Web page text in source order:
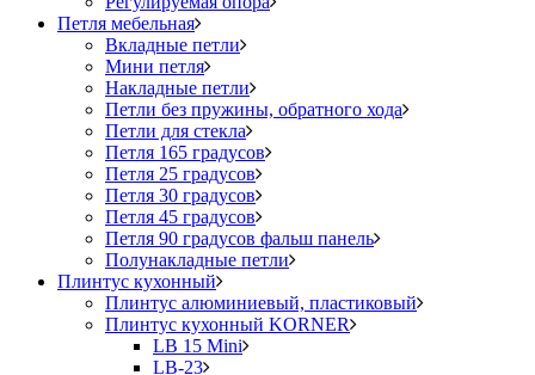
Петля мебельная
Вкладные петли
Мини петля
Накладные петли
Петли без пружины, обратного хода
Петли для стекла
Петля 165 градусов
Петля 25 градусов
Петля 30 градусов
Петля 45 градусов
Петля 90 градусов фальш панель
Полунакладные петли
Плинтус кухонный
Плинтус алюминиевый, пластиковый
Плинтус кухонный KORNER
LB 15 Mini
LB-23